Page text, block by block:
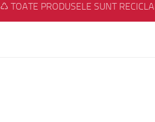
♺ TOATE PRODUSELE SUNT